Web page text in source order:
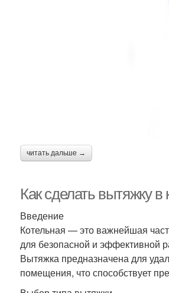
читать дальше →
Как сделать вытяжку в
Введение
Котельная — это важнейшая
для безопасной и эффективной
Вытяжка предназначена для
помещения, что способствует